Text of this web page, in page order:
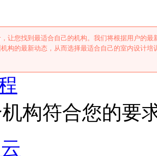
让您找到最适合自己的机构。我们将根据用户的
构的最新动态，从而选择最适合自己的室内设计培
构符合您的要